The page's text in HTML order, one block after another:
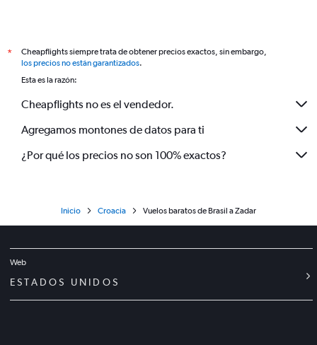
*
Cheapflights siempre trata de obtener precios exactos, sin embargo,
los precios no están garantizados.
Esta es la razón:
Cheapflights no es el vendedor.
Agregamos montones de datos para ti
¿Por qué los precios no son 100% exactos?
Inicio Croacia Vuelos baratos de Brasil a Zadar
Web
ESTADOS UNIDOS